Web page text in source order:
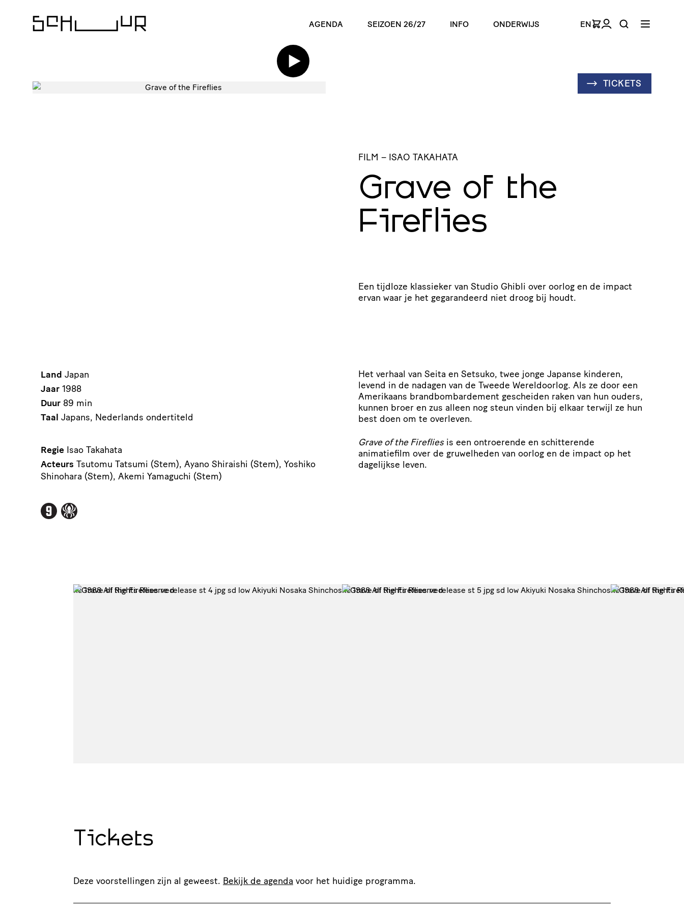
AGENDA SEIZOEN 26/27 INFO ONDERWIJS EN
TICKETS
FILM – ISAO TAKAHATA
Grave of the
Fireflies
Een tijdloze klassieker van Studio Ghibli over oorlog en de impact
ervan waar je het gegarandeerd niet droog bij houdt.
Het verhaal van Seita en Setsuko, twee jonge Japanse kinderen,
levend in de nadagen van de Tweede Wereldoorlog. Als ze door een
Amerikaans brandbombardement gescheiden raken van hun ouders,
kunnen broer en zus alleen nog steun vinden bij elkaar terwijl ze hun
best doen om te overleven.
Grave of the Firefliesis een ontroerende en schitterende
animatiefilm over de gruwelheden van oorlog en de impact op het
dagelijkse leven.
Land Japan
Jaar 1988
Duur 89 min
Taal Japans, Nederlands ondertiteld
Regie Isao Takahata
Acteurs Tsutomu Tatsumi (Stem), Ayano Shiraishi (Stem), Yoshiko
Shinohara (Stem), Akemi Yamaguchi (Stem)
Tickets
Deze voorstellingen zijn al geweest. Bekijk de agenda voor het huidige programma.